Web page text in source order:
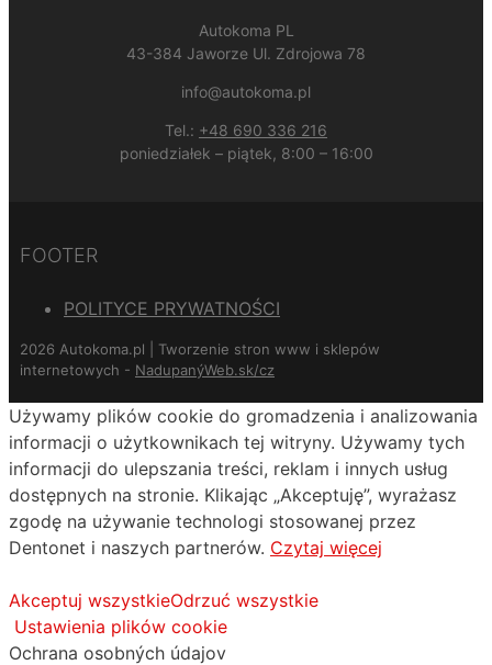
Autokoma PL
43-384 Jaworze Ul. Zdrojowa 78
info@autokoma.pl
Tel.: +48 690 336 216
poniedziałek – piątek, 8:00 – 16:00
FOOTER
POLITYCE PRYWATNOŚCI
2026 Autokoma.pl | Tworzenie stron www i sklepów
internetowych - NadupanýWeb.sk/cz
Używamy plików cookie do gromadzenia i analizowania
informacji o użytkownikach tej witryny. Używamy tych
informacji do ulepszania treści, reklam i innych usług
dostępnych na stronie. Klikając „Akceptuję”, wyrażasz
zgodę na używanie technologi stosowanej przez
Dentonet i naszych partnerów. Czytaj więcej
Akceptuj wszystkieOdrzuć wszystkie
Ustawienia plików cookie
Ochrana osobných údajov